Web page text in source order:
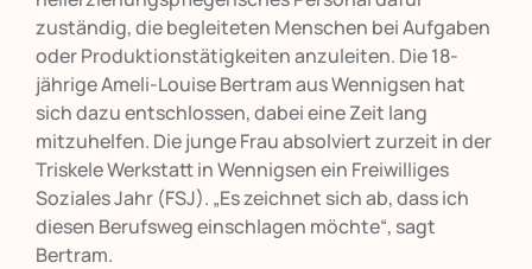
zuständig, die begleiteten Menschen bei Aufgaben
oder Produktionstätigkeiten anzuleiten. Die 18-
jährige Ameli-Louise Bertram aus Wennigsen hat
sich dazu entschlossen, dabei eine Zeit lang
mitzuhelfen. Die junge Frau absolviert zurzeit in der
Triskele Werkstatt in Wennigsen ein Freiwilliges
Soziales Jahr (FSJ). „Es zeichnet sich ab, dass ich
diesen Berufsweg einschlagen möchte“, sagt
Bertram.